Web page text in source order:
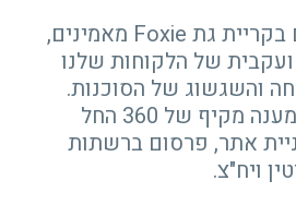
אנו בסוכנות פרסום בקריית גת Foxie מאמינים,
של הלקוחות שלנו
והשגשוג של הסוכנות.
לקוחותינו מקבלים מענה מקיף של 360 החל
אתר, פרסום ברשתות
ויח"צ.